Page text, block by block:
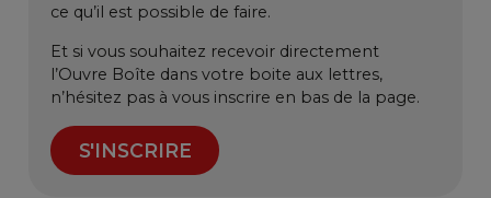
ce qu’il est possible de faire.
Et si vous souhaitez recevoir directement
l’Ouvre Boîte dans votre boite aux lettres,
n’hésitez pas à vous inscrire en bas de la page.
S'INSCRIRE